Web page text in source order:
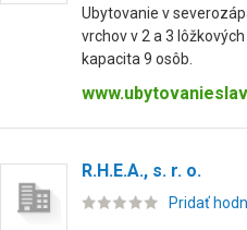
Ubytovanie v
vrchov v 2 a 3
kapacita 9 osôb.
R.H.E.A., s. r. o.
Pridať